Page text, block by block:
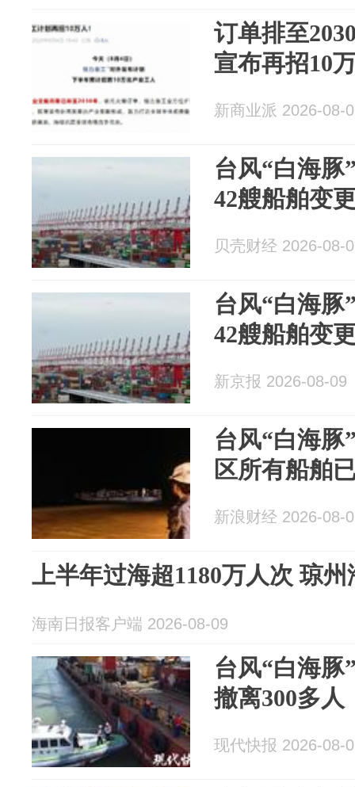
订单排至
宣布再招10
新商业派 2026-08-
台风“白海豚
42艘船舶变
贝壳财经 2026-08-
台风“白海豚
42艘船舶变
新京报 2026-08-09
台风“白海豚
区所有船舶
新浪财经 2026-08-
上半年过海超1180万人次 琼
海南日报客户端 2026-08-09
台风“白海豚
撤离300多人
现代快报 2026-08-